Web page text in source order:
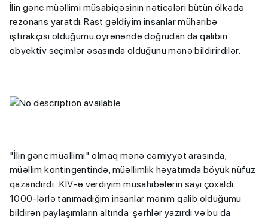
İlin gənc müəllimi müsabiqəsinin nəticələri bütün ölkədə
rezonans yaratdı. Rast gəldiyim insanlar müharibə
iştirakçısı olduğumu öyrənəndə doğrudan da qalibin
obyektiv seçimlər əsasında olduğunu mənə bildirirdilər.
"İlin gənc müəllimi" olmaq mənə cəmiyyət arasında,
müəllim kontingentində, müəllimlik həyatımda böyük nüfuz
qazandırdı. KİV-ə verdiyim müsahibələrin sayı çoxaldı.
1000-lərlə tanımadığım insanlar mənim qalib olduğumu
bildirən paylaşımların altında şərhlər yazırdı və bu da